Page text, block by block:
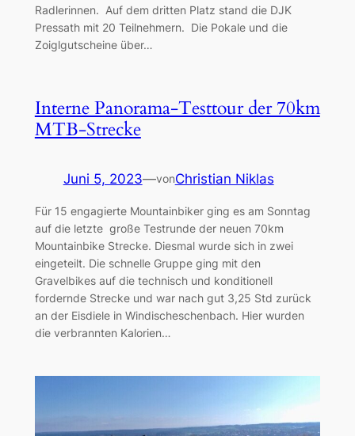
Radlerinnen. Auf dem dritten Platz stand die DJK
Pressath mit 20 Teilnehmern. Die Pokale und die
Zoiglgutscheine über…
Interne Panorama-Testtour der 70km
MTB-Strecke
Juni 5, 2023—vonChristian Niklas
Für 15 engagierte Mountainbiker ging es am Sonntag
auf die letzte große Testrunde der neuen 70km
Mountainbike Strecke. Diesmal wurde sich in zwei
eingeteilt. Die schnelle Gruppe ging mit den
Gravelbikes auf die technisch und konditionell
fordernde Strecke und war nach gut 3,25 Std zurück
an der Eisdiele in Windischeschenbach. Hier wurden
die verbrannten Kalorien…